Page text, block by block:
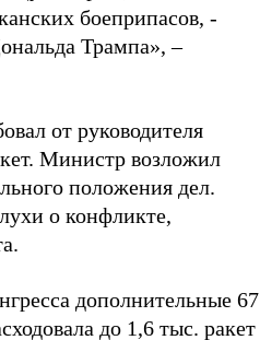
боеприпасов, -
Трампа», –
от руководителя
Министр возложил
положения дел.
о конфликте,
дополнительные 67
до 1,6 тыс. ракет